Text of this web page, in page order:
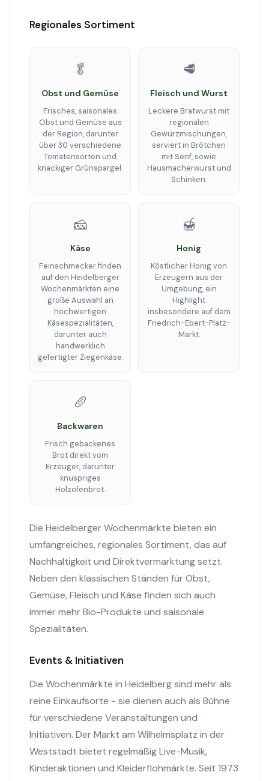
Regionales Sortiment
🥬
Obst und Gemüse
Frisches, saisonales
Obst und Gemüse aus
der Region, darunter
über 30 verschiedene
Tomatensorten und
knackiger Grünspargel.
🥩
Fleisch und Wurst
Leckere Bratwurst mit
regionalen
Gewürzmischungen,
serviert in Brötchen
mit Senf, sowie
Hausmacherwurst und
Schinken.
🧀
Käse
Feinschmecker finden
auf den Heidelberger
Wochenmärkten eine
große Auswahl an
hochwertigen
Käsespezialitäten,
darunter auch
handwerklich
gefertigter Ziegenkäse.
🍯
Honig
Köstlicher Honig von
Erzeugern aus der
Umgebung, ein
Highlight
insbesondere auf dem
Friedrich-Ebert-Platz-
Markt.
🥖
Backwaren
Frisch gebackenes
Brot direkt vom
Erzeuger, darunter
knuspriges
Holzofenbrot.
Die Heidelberger Wochenmärkte bieten ein
umfangreiches, regionales Sortiment, das auf
Nachhaltigkeit und Direktvermarktung setzt.
Neben den klassischen Ständen für Obst,
Gemüse, Fleisch und Käse finden sich auch
immer mehr Bio-Produkte und saisonale
Spezialitäten.
Events & Initiativen
Die Wochenmärkte in Heidelberg sind mehr als
reine Einkaufsorte - sie dienen auch als Bühne
für verschiedene Veranstaltungen und
Initiativen. Der Markt am Wilhelmsplatz in der
Weststadt bietet regelmäßig Live-Musik,
Kinderaktionen und Kleiderflohmärkte. Seit 1973